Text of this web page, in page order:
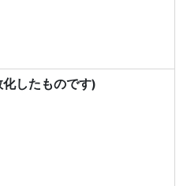
したものです)